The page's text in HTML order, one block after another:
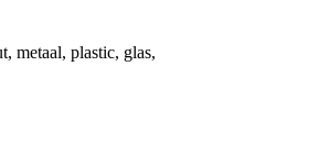
metaal, plastic, glas,